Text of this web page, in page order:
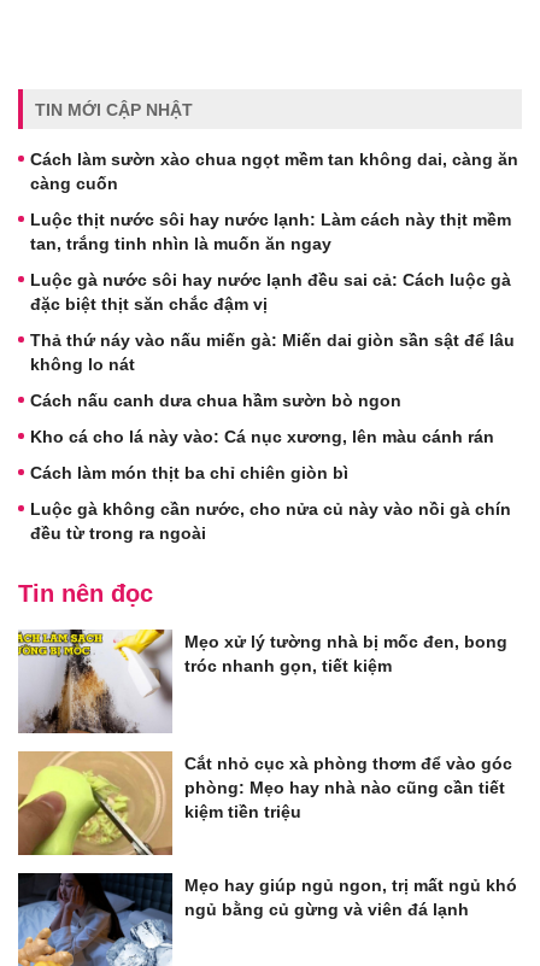
TIN MỚI CẬP NHẬT
Cách làm sườn xào chua ngọt mềm tan không dai, càng ăn
càng cuốn
Luộc thịt nước sôi hay nước lạnh: Làm cách này thịt mềm
tan, trắng tinh nhìn là muốn ăn ngay
Luộc gà nước sôi hay nước lạnh đều sai cả: Cách luộc gà
đặc biệt thịt săn chắc đậm vị
Thả thứ náy vào nấu miến gà: Miến dai giòn sần sật để lâu
không lo nát
Cách nấu canh dưa chua hầm sườn bò ngon
Kho cá cho lá này vào: Cá nục xương, lên màu cánh rán
Cách làm món thịt ba chỉ chiên giòn bì
Luộc gà không cần nước, cho nửa củ này vào nồi gà chín
đều từ trong ra ngoài
Tin nên đọc
Mẹo xử lý tường nhà bị mốc đen, bong
tróc nhanh gọn, tiết kiệm
Cắt nhỏ cục xà phòng thơm để vào góc
phòng: Mẹo hay nhà nào cũng cần tiết
kiệm tiền triệu
Mẹo hay giúp ngủ ngon, trị mất ngủ khó
ngủ bằng củ gừng và viên đá lạnh